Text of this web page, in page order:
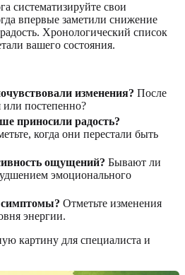
систематизируйте свои
впервые заметили снижение
Хронологический список
вашего состояния.
изменения? После
или постепенно?
приносили радость?
когда они перестали быть
ощущений? Бывают ли
эмоционального
симптомы? Отметьте изменения
энергии.
картину для специалиста и